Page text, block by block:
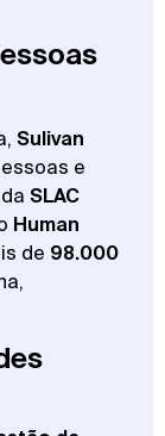
Sulivan
e
SLAC
Human
de 98.000